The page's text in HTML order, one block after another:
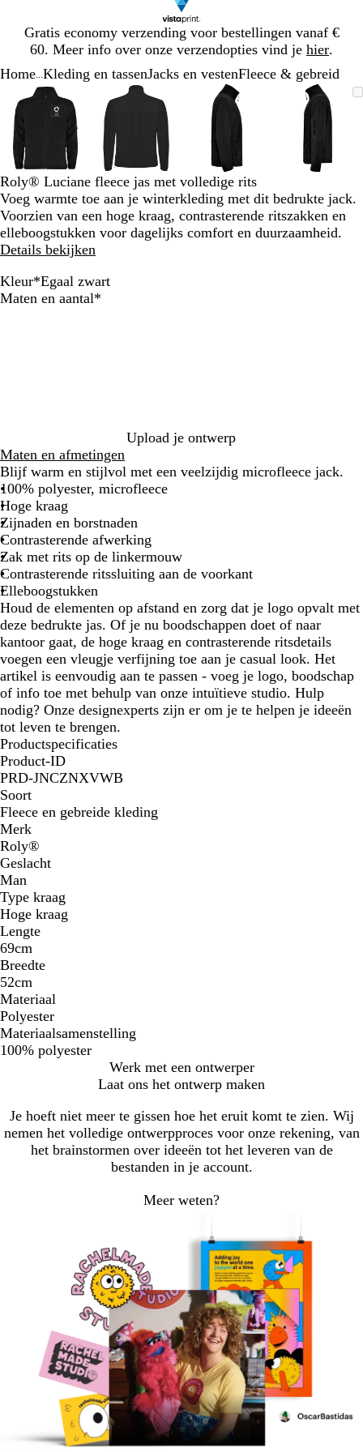
Gratis economy verzending voor bestellingen vanaf €
60. Meer info over onze verzendopties vind je hier.
1
Home Kleding en tassenJacks en vestenFleece & gebreid
Zoombare
afbeelding
Gezoomd
tot
minimum
Klik
om
vouwen
Gebruik
plus-
mintoetsen
te
zoomen
pijltjestoetsen
om
te
zwenken
Zoombare
afbeelding
Gezoomd
minimum
Klik
vouwen
Gebruik
plus-
mintoetsen
te
zoomen
en
pijltjestoetsen
om
Zoombare
afbeelding
Gezoomd
tot
minimum
Klik
om
uit
te
vouwen
Gebruik
plus-
mintoetsen
om
te
zoomen
pijltjestoetsen
tot
Klik
om
uit
te
vouwen
plus-
om
te
zoomen
en
van
Roly® Luciane fleece jas met volledige rits
Voeg warmte toe aan je winterkleding met dit bedrukte jack.
Voorzien van een hoge kraag, contrasterende ritszakken en
elleboogstukken voor dagelijks comfort en duurzaamheid.
Details bekijken
Kleur*Egaal zwart
E
t
M
u
w
G
o
d
Maten en aantal*
Upload je ontwerp
Maten en afmetingen
Blijf warm en stijlvol met een veelzijdig microfleece jack.
100% polyester, microfleece
Hoge kraag
Zijnaden en borstnaden
Contrasterende afwerking
Zak met rits op de linkermouw
Contrasterende ritssluiting aan de voorkant
Elleboogstukken
Houd de elementen op afstand en zorg dat je logo opvalt met
deze bedrukte jas. Of je nu boodschappen doet of naar
kantoor gaat, de hoge kraag en contrasterende ritsdetails
voegen een vleugje verfijning toe aan je casual look. Het
artikel is eenvoudig aan te passen - voeg je logo, boodschap
of info toe met behulp van onze intuïtieve studio. Hulp
nodig? Onze designexperts zijn er om je te helpen je ideeën
tot leven te brengen.
Productspecificaties
Product-ID
PRD-JNCZNXVWB
Soort
Fleece en gebreide kleding
Merk
Roly®
Geslacht
Man
Type kraag
Hoge kraag
Lengte
69cm
Breedte
52cm
Materiaal
Polyester
Materiaalsamenstelling
100% polyester
Werk met een ontwerper
Laat ons het ontwerp maken
Je hoeft niet meer te gissen hoe het eruit komt te zien. Wij
nemen het volledige ontwerpproces voor onze rekening, van
het brainstormen over ideeën tot het leveren van de
bestanden in je account.
Meer weten?